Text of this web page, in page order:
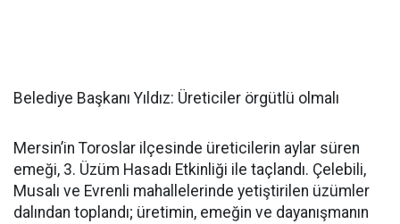
Belediye Başkanı Yıldız: Üreticiler örgütlü olmalı
Mersin’in Toroslar ilçesinde üreticilerin aylar süren
emeği, 3. Üzüm Hasadı Etkinliği ile taçlandı. Çelebili,
Musalı ve Evrenli mahallelerinde yetiştirilen üzümler
dalından toplandı; üretimin, emeğin ve dayanışmanın